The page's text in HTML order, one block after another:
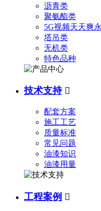
沥青类
聚氨酯类
5G视频天天爽
塔吊类
无机类
特色品种
技术支持 
配套方案
施工工艺
质量标准
常见问题
油漆知识
油漆用量
工程案例 